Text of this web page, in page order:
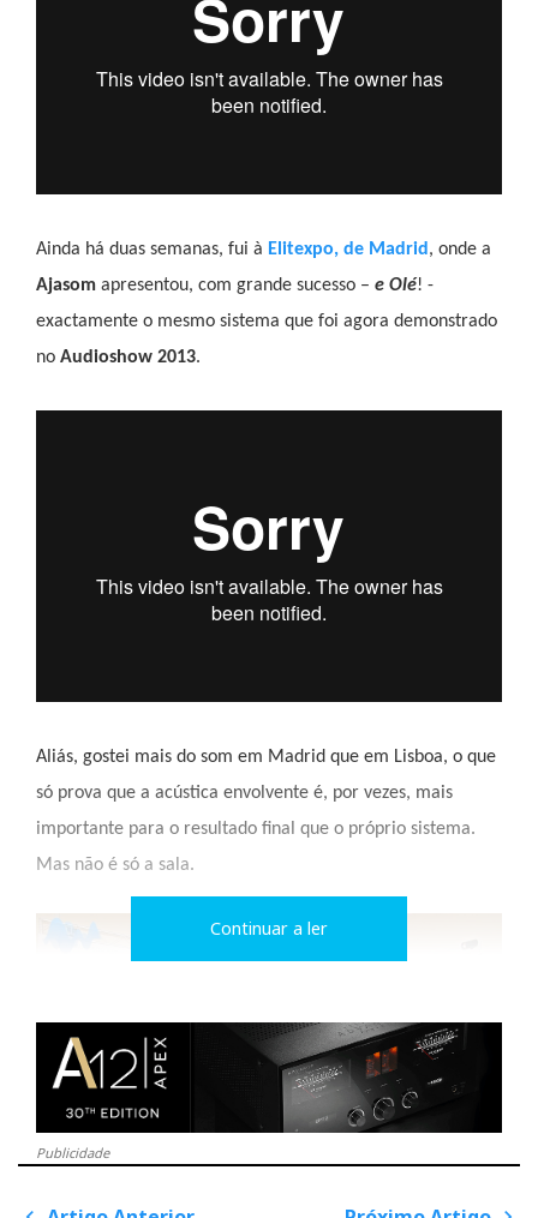
Ainda há duas semanas, fui à Elitexpo, de Madrid, onde a
Ajasom apresentou, com grande sucesso – e Olé! -
exactamente o mesmo sistema que foi agora demonstrado
no Audioshow 2013.
Aliás, gostei mais do som em Madrid que em Lisboa, o que
só prova que a acústica envolvente é, por vezes, mais
importante para o resultado final que o próprio sistema.
Mas não é só a sala.
Continuar a ler
Publicidade